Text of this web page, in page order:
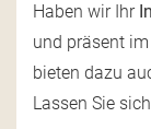
Haben wir Ihr
und präsent
bieten dazu
Lassen Sie